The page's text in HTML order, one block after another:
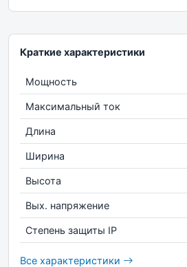
Краткие характеристики
Мощность
Максимальный ток
Длина
Ширина
Высота
Вых. напряжение
Степень защиты IP
Все характеристики